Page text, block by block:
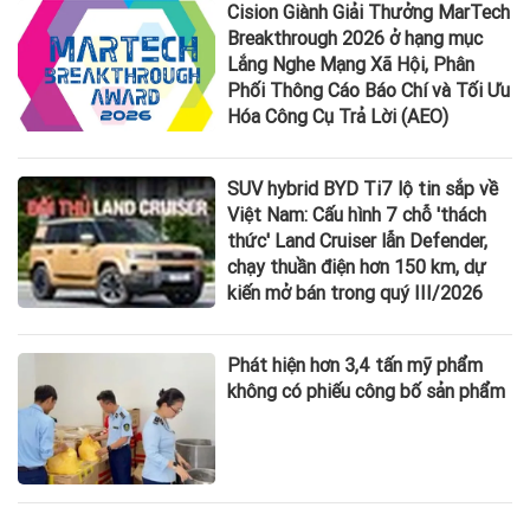
Cision Giành Giải Thưởng MarTech
Breakthrough 2026 ở hạng mục
Lắng Nghe Mạng Xã Hội, Phân
Phối Thông Cáo Báo Chí và Tối Ưu
Hóa Công Cụ Trả Lời (AEO)
SUV hybrid BYD Ti7 lộ tin sắp về
Việt Nam: Cấu hình 7 chỗ 'thách
thức' Land Cruiser lẫn Defender,
chạy thuần điện hơn 150 km, dự
kiến mở bán trong quý III/2026
Phát hiện hơn 3,4 tấn mỹ phẩm
không có phiếu công bố sản phẩm